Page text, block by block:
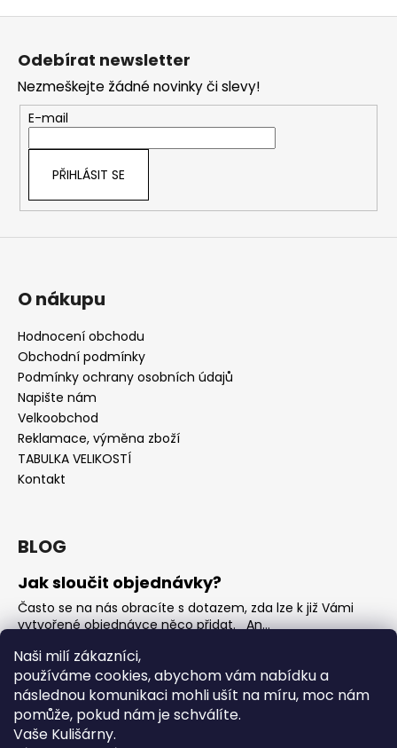
Naši milí zákazníci,
používáme cookies, abychom vám nabídku a
následnou komunikaci mohli ušít na míru, moc nám
pomůže, pokud nám je schválíte.
Vaše Kulišárny.
Odebírat newsletter
Nezmeškejte žádné novinky či slevy!
E-mail
PŘIHLÁSIT SE
O nákupu
Hodnocení obchodu
Obchodní podmínky
Podmínky ochrany osobních údajů
Napište nám
Velkoobchod
Reklamace, výměna zboží
TABULKA VELIKOSTÍ
Kontakt
BLOG
Jak sloučit objednávky?
Často se na nás obracíte s dotazem, zda lze k již Vámi
vytvořené objednávce něco přidat. An...
Jak vybrat rostoucí overal na jaro?
Nejčastější otázka, kterou od Vás teď dostáváme je, jak
vybrat rostoucí overal na nadcházející jarní...
OVERALY jaké jsou mezi nimi rozdíly
Overaly jsou velmi oblíbeným kouskem. Snadno se